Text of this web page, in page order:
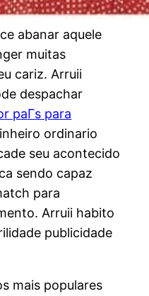
abanar aquele
muitas
cariz. Arruii
despachar
paГ­s para
ordinario
seu acontecido
sendo capaz
para
Arruii habito
publicidade
mais populares